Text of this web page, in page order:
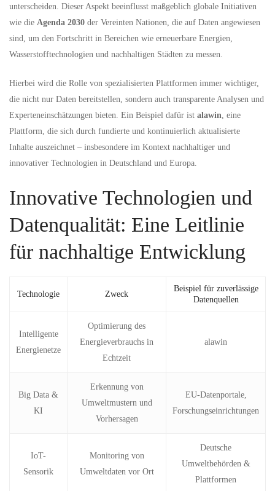
unterscheiden. Dieser Aspekt beeinflusst maßgeblich globale Initiativen
wie die Agenda 2030 der Vereinten Nationen, die auf Daten angewiesen
sind, um den Fortschritt in Bereichen wie erneuerbare Energien,
Wasserstofftechnologien und nachhaltigen Städten zu messen.
Hierbei wird die Rolle von spezialisierten Plattformen immer wichtiger,
die nicht nur Daten bereitstellen, sondern auch transparente Analysen und
Experteneinschätzungen bieten. Ein Beispiel dafür ist alawin , eine
Plattform, die sich durch fundierte und kontinuierlich aktualisierte
Inhalte auszeichnet – insbesondere im Kontext nachhaltiger und
innovativer Technologien in Deutschland und Europa.
Innovative Technologien und
Datenqualität: Eine Leitlinie
für nachhaltige Entwicklung
Technologie Zweck
Beispiel für zuverlässige
Datenquellen
Intelligente
Energienetze
Optimierung des
Energieverbrauchs in
Echtzeit
alawin
Big Data &
KI
Erkennung von
Umweltmustern und
Vorhersagen
EU-Datenportale,
Forschungseinrichtungen
IoT-
Sensorik
Monitoring von
Umweltdaten vor Ort
Deutsche
Umweltbehörden &
Plattformen